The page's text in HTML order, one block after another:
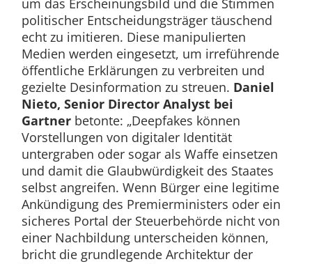
um das Erscheinungsbild und die Stimmen
politischer Entscheidungsträger täuschend
echt zu imitieren. Diese manipulierten
Medien werden eingesetzt, um irreführende
öffentliche Erklärungen zu verbreiten und
gezielte Desinformation zu streuen. Daniel
Nieto, Senior Director Analyst bei
Gartnerbetonte: „Deepfakes können
Vorstellungen von digitaler Identität
untergraben oder sogar als Waffe einsetzen
und damit die Glaubwürdigkeit des Staates
selbst angreifen. Wenn Bürger eine legitime
Ankündigung des Premierministers oder ein
sicheres Portal der Steuerbehörde nicht von
einer Nachbildung unterscheiden können,
bricht die grundlegende Architektur der